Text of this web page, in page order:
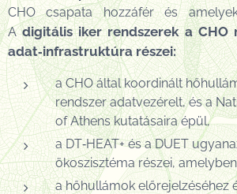
CHO csapata hozzáfér és
Adigitális iker rendszerek a CHO
adat‑infrastruktúra részei:
a CHO által koordinált
rendszer adatvezérelt, és a
of Athens kutatásaira épül,
a DT‑HEAT+ és a DUET
ökoszisztéma részei,
a hőhullámok előrejelzéséhez